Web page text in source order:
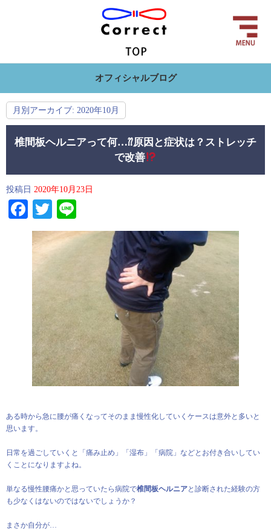
オフィシャルブログ
月別アーカイブ: 2020年10月
椎間板ヘルニアって何…⁇原因と症状は？ストレッチ
で改善
投稿日 2020年10月23日
Facebook
Twitter
ある時から急に腰が痛くなってそのまま慢性化していくケースは意外と多いと
思います。
日常を過ごしていくと「痛み止め」「湿布」「病院」などとお付き合いしてい
くことになりますよね。
単なる慢性腰痛かと思っていたら病院で椎間板ヘルニアと診断された経験の方
も少なくはないのではないでしょうか？
まさか自分が…